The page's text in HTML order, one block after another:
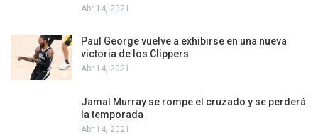
Abr 14, 2021
Paul George vuelve a exhibirse en una nueva
victoria de los Clippers
Abr 14, 2021
Jamal Murray se rompe el cruzado y se perderá
la temporada
Abr 14, 2021